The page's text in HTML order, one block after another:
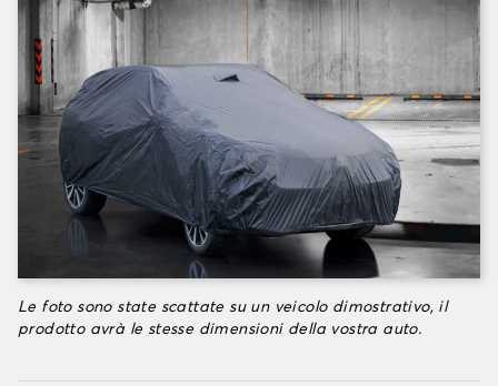
Le foto sono state scattate su un veicolo dimostrativo, il
prodotto avrà le stesse dimensioni della vostra auto.